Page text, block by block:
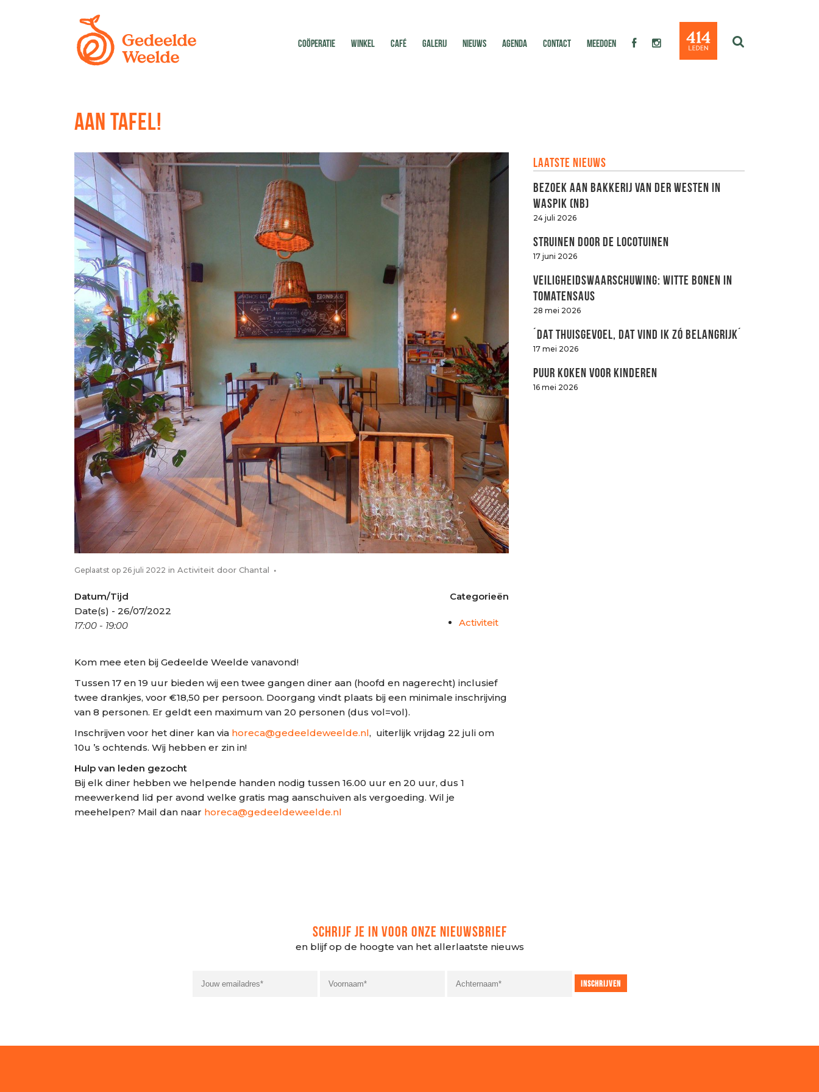
COÖPERATIE WINKEL CAFÉ GALERIJ NIEUWS AGENDA CONTACT MEEDOEN
AAN TAFEL!
Geplaatst op 26 juli 2022 in Activiteit door Chantal
Categorieën
Activiteit
Datum/Tijd
Date(s) - 26/07/2022
17:00 - 19:00
Kom mee eten bij Gedeelde Weelde vanavond!
Tussen 17 en 19 uur bieden wij een twee gangen diner aan (hoofd en nagerecht) inclusief
twee drankjes, voor €18,50 per persoon. Doorgang vindt plaats bij een minimale inschrijving
van 8 personen. Er geldt een maximum van 20 personen (dus vol=vol).
Inschrijven voor het diner kan via horeca@gedeeldeweelde.nl, uiterlijk vrijdag 22 juli om
10u ’s ochtends. Wij hebben er zin in!
Hulp van leden gezocht
Bij elk diner hebben we helpende handen nodig tussen 16.00 uur en 20 uur, dus 1
meewerkend lid per avond welke gratis mag aanschuiven als vergoeding. Wil je
meehelpen? Mail dan naar horeca@gedeeldeweelde.nl
Laatste nieuws
Bezoek aan Bakkerij van der Westen in
Waspik (NB)
24 juli 2026
Struinen door de LOCOtuinen
17 juni 2026
Veiligheidswaarschuwing: witte bonen in
tomatensaus
28 mei 2026
´Dat thuisgevoel, dat vind ik zó belangrijk´
17 mei 2026
Puur koken voor kinderen
16 mei 2026
SCHRIJF JE IN VOOR ONZE NIEUWSBRIEF
en blijf op de hoogte van het allerlaatste nieuws